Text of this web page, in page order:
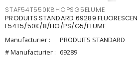
STAF54T550K8HOPSG5ELUME
PRODUITS STANDARD 69289
F54T5/50K/8/HO/PS/G5/ELUME
Manufacturier :
PRODUITS STANDARD
# Manufacturier : 69289